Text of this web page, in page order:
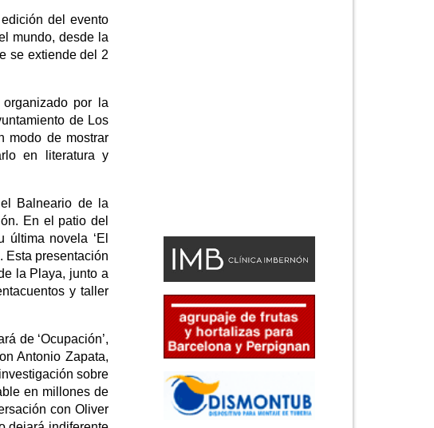
del evento
mundo, desde la
se extiende del 2
por la
de Los
modo de mostrar
en literatura y
Balneario de la
En el patio del
novela ‘El
Esta presentación
la Playa, junto a
y taller
de ‘Ocupación’,
Antonio Zapata,
sobre
en millones de
con Oliver